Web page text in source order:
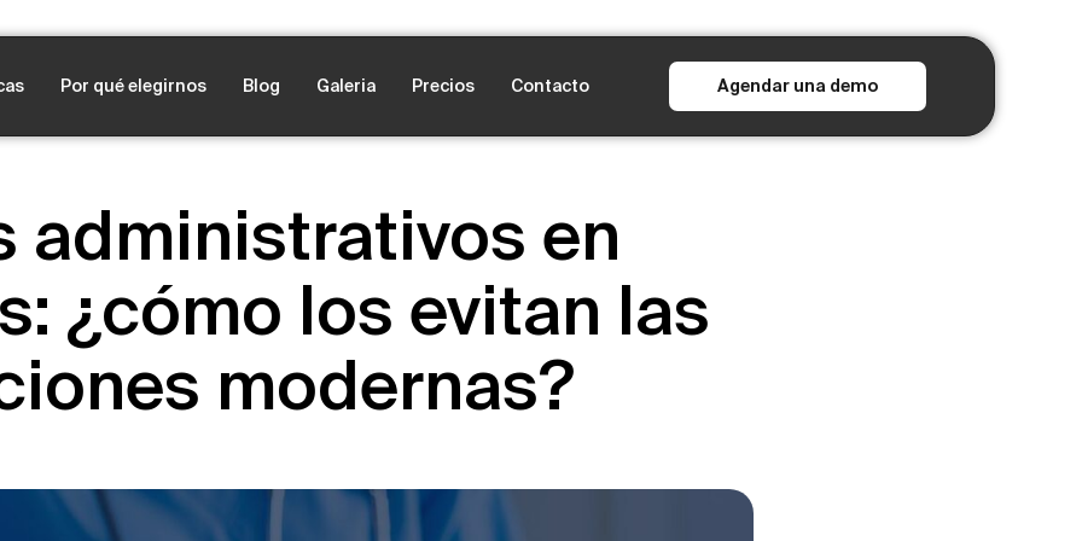
Por qué elegirnos Blog Galeria Precios Contacto Agendar una demo
administrativos en
¿cómo los evitan las
modernas?